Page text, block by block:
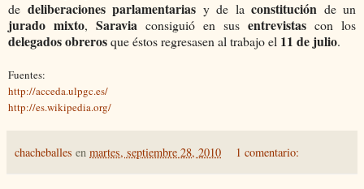
de deliberaciones parlamentarias y de la constitución de un
jurado mixto, Saravia consiguió en sus entrevistas con los
delegados obrerosque éstos regresasen al trabajo el 11 de julio.
Fuentes:
http://acceda.ulpgc.es/
http://es.wikipedia.org/
chacheballes en martes, septiembre 28, 2010 1 comentario: